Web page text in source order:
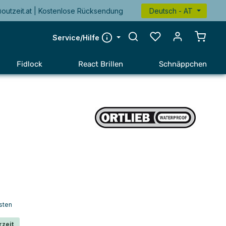
| Kostenlose Rücksendung Deutsch - AT
Service/Hilfe
Fidlock React Brillen Schnäppchen